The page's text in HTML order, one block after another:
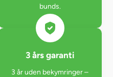
bunds.
3 års garanti
3 år uden bekymringer –